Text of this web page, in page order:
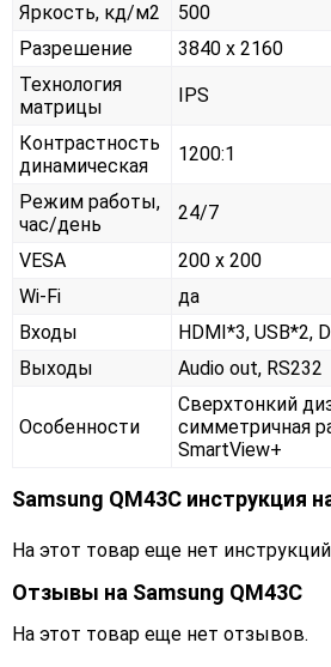
Яркость, кд/м2
500
Разрешение
3840 x 2160
Технология
матрицы
IPS
Контрастность
динамическая
1200:1
Режим работы,
час/день
24/7
VESA
200 x 200
Wi-Fi
да
Входы
HDMI*3, USB*2,
Выходы
Audio out, RS232
Особенности
Сверхтонкий
симметричная
SmartView+
Samsung QM43C инструкция
На этот товар еще нет инструкций
Отзывы на Samsung QM43C
На этот товар еще нет отзывов.